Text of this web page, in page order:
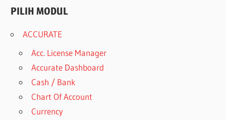
PILIH MODUL
ACCURATE
Acc. License Manager
Accurate Dashboard
Cash / Bank
Chart Of Account
Currency